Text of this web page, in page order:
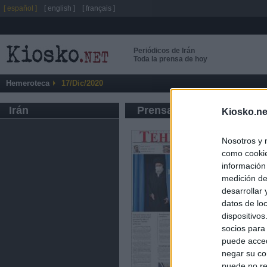
Nosotros y
como
medición
desarrollar
datos de
socios
puede
negar su
Periódicos de Irán
Toda la prensa de hoy
Hemeroteca 17/Dic/2020
Irán Prensa de Información
[ español ] [ english ] [ français ]